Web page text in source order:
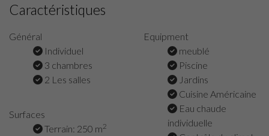
Caractéristiques
Général
Individuel
3 chambres
2 Les salles
Surfaces
Terrain: 250 m2
Equipment
meublé
Piscine
Jardins
Cuisine Américaine
Eau chaude
individuelle